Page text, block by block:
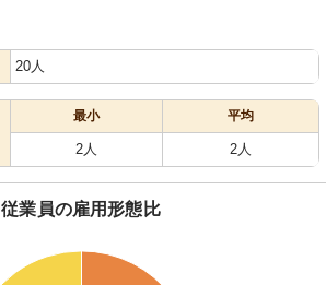
20人
最小 平均
2人 2人
従業員の雇用形態比